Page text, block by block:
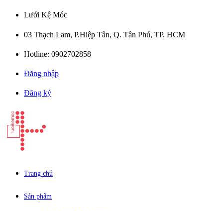
Lưới Kệ Móc
03 Thạch Lam, P.Hiệp Tân, Q. Tân Phú, TP. HCM
Hotline: 0902702858
Đăng nhập
Đăng ký
Trang chủ
Sản phẩm